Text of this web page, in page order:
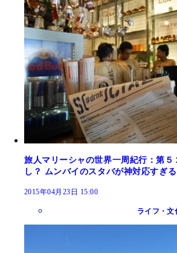
旅人マリーシャの世界一周紀行：第
し？ ムンバイのスタバが神対応すぎる
2015年04月23日 15:00
ライフ・文